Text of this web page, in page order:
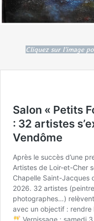
Cliquez sur l'image